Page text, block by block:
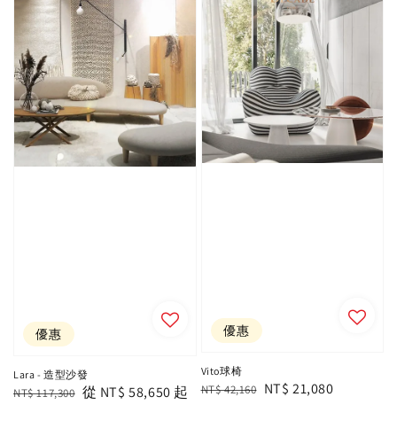
優惠
Lara - 造型沙發
Regular
NT$ 117,300 Sale
從 NT$ 58,650 起
優惠
Vito球椅
Regular
NT$ 42,160 Sale
NT$ 21,080